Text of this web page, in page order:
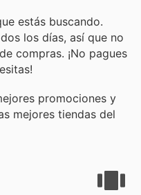
estás buscando.
los días, así que no
compras. ¡No pagues
promociones y
mejores tiendas del